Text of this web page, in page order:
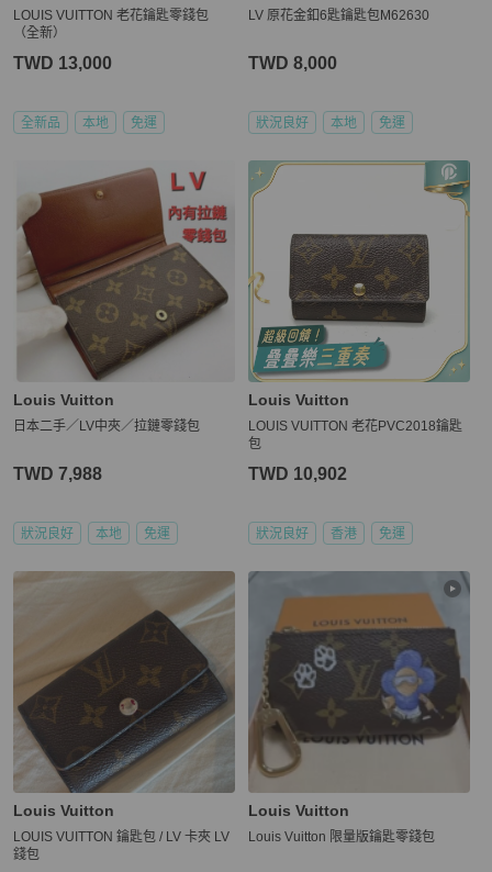
LOUIS VUITTON 老花鑰匙零錢包
（全新）
TWD 13,000
全新品 本地 免運
LV 原花金釦6匙鑰匙包M62630
TWD 8,000
狀況良好 本地 免運
Louis Vuitton
日本二手／LV中夾／拉鏈零錢包
TWD 7,988
狀況良好 本地 免運
Louis Vuitton
LOUIS VUITTON 老花PVC2018鑰匙
包
TWD 10,902
狀況良好 香港 免運
Louis Vuitton
LOUIS VUITTON 鑰匙包 / LV 卡夾 LV
錢包
Louis Vuitton
Louis Vuitton 限量版鑰匙零錢包